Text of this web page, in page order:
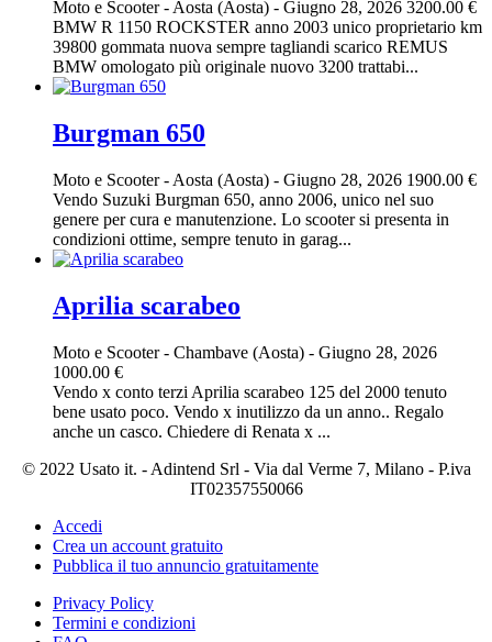
Moto e Scooter- Aosta (Aosta) - Giugno 28, 2026 3200.00 €
BMW R 1150 ROCKSTER anno 2003 unico proprietario km
39800 gommata nuova sempre tagliandi scarico REMUS
BMW omologato più originale nuovo 3200 trattabi...
Burgman 650
Moto e Scooter- Aosta (Aosta) - Giugno 28, 2026 1900.00 €
Vendo Suzuki Burgman 650, anno 2006, unico nel suo
genere per cura e manutenzione. Lo scooter si presenta in
condizioni ottime, sempre tenuto in garag...
Aprilia scarabeo
Moto e Scooter- Chambave (Aosta) - Giugno 28, 2026
1000.00 €
Vendo x conto terzi Aprilia scarabeo 125 del 2000 tenuto
bene usato poco. Vendo x inutilizzo da un anno.. Regalo
anche un casco. Chiedere di Renata x ...
© 2022 Usato it. - Adintend Srl - Via dal Verme 7, Milano - P.iva
IT02357550066
Accedi
Crea un account gratuito
Pubblica il tuo annuncio gratuitamente
Privacy Policy
Termini e condizioni